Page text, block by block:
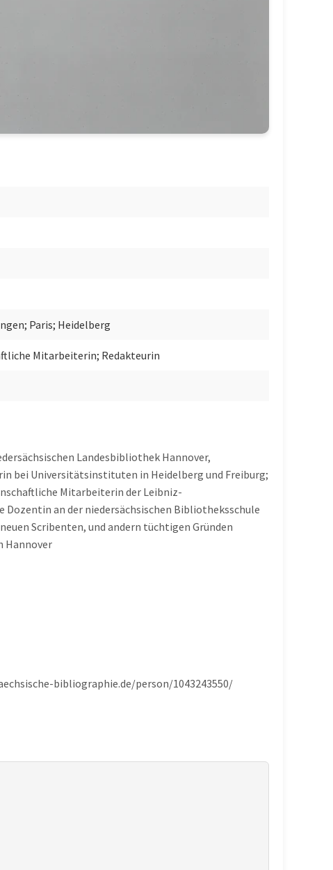
Paris; Heidelberg
Mitarbeiterin; Redakteurin
Landesbibliothek Hannover,
bei Universitätsinstituten in Heidelberg und Freiburg;
Mitarbeiterin der Leibniz-
Dozentin an der niedersächsischen Bibliotheksschule
Scribenten, und andern tüchtigen Gründen
Hannover
bibliographie.de/person/1043243550/